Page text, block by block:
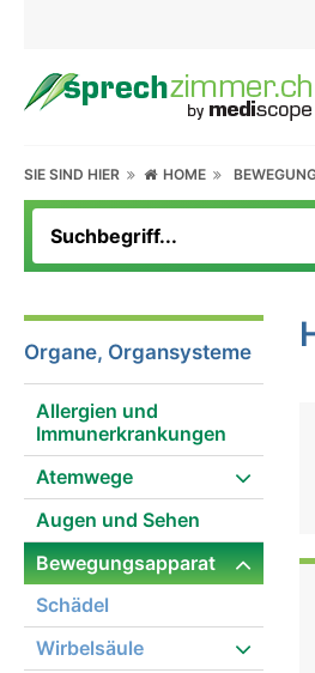
SIE SIND HIER HOME
Organe, Organsysteme
Allergien und
Immunerkrankungen
Atemwege
Augen und Sehen
Bewegungsapparat
Schädel
Wirbelsäule